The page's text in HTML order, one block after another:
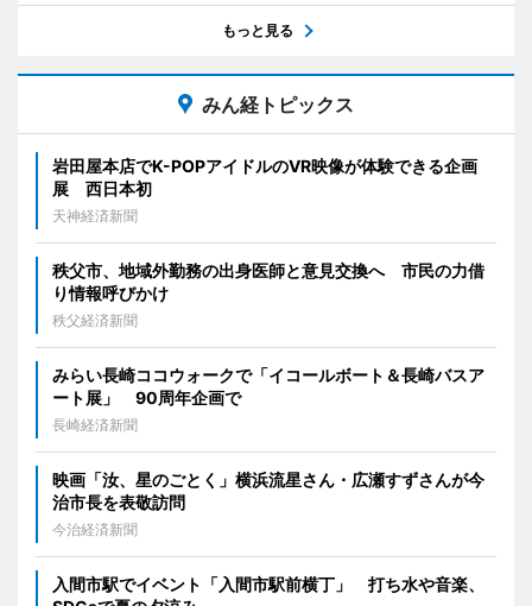
もっと見る
みん経トピックス
岩田屋本店でK-POPアイドルのVR映像が体験できる企画
展 西日本初
天神経済新聞
秩父市、地域外勤務の出身医師と意見交換へ 市民の力借
り情報呼びかけ
秩父経済新聞
みらい長崎ココウォークで「イコールボート＆長崎バスア
ート展」 90周年企画で
長崎経済新聞
映画「汝、星のごとく」横浜流星さん・広瀬すずさんが今
治市長を表敬訪問
今治経済新聞
入間市駅でイベント「入間市駅前横丁」 打ち水や音楽、